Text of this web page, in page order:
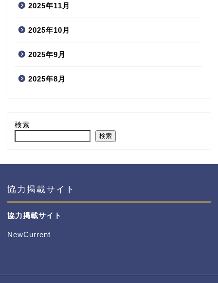
2025年11月
2025年10月
2025年9月
2025年8月
検索
検索
協力掲載サイト
協力掲載サイト
NewCurrent